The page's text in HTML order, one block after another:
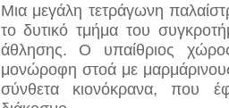
Μια μεγάλη τετράγωνη
το δυτικό τμήμα του
άθλησης. Ο υπαίθριος
μονώροφη στοά με
σύνθετα κιονόκρανα, που